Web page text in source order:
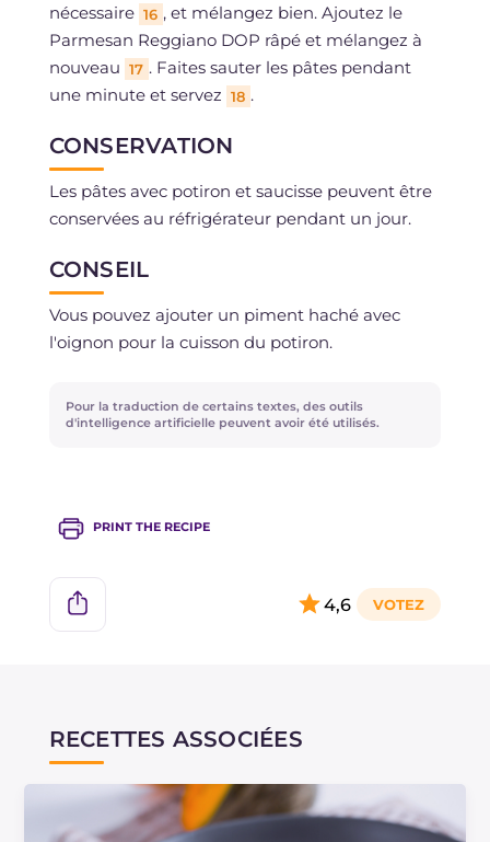
nécessaire 16 , et mélangez bien. Ajoutez le
Parmesan Reggiano DOP râpé et mélangez à
nouveau 17 . Faites sauter les pâtes pendant
une minute et servez 18 .
CONSERVATION
Les pâtes avec potiron et saucisse peuvent être
conservées au réfrigérateur pendant un jour.
CONSEIL
Vous pouvez ajouter un piment haché avec
l'oignon pour la cuisson du potiron.
Pour la traduction de certains textes, des outils
d'intelligence artificielle peuvent avoir été utilisés.
PRINT THE RECIPE
4,6
RECETTES ASSOCIÉES